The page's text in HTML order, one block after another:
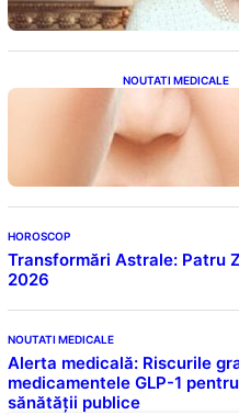
NOUTATI MEDICALE
Evoluția
Revelații Ne
HOROSCOP
Transformări Astrale: Patru
2026
NOUTATI MEDICALE
Alerta medicală: Riscurile
medicamentele GLP-1
sănătății publice